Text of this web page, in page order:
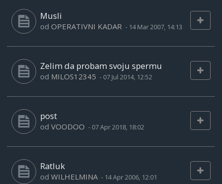
Musli
od OPERATIVNI KADAR - 14 Mar 2007, 14:13
Zelim da probam svoju spermu
od MILOS12345 - 07 Jul 2014, 12:52
post
od VOODOO - 07 Apr 2018, 18:02
Ratluk
od WILHELMINA - 14 Apr 2006, 12:01